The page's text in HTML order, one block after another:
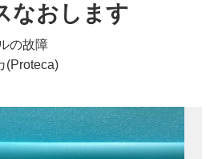
なおします
の故障
(Proteca)